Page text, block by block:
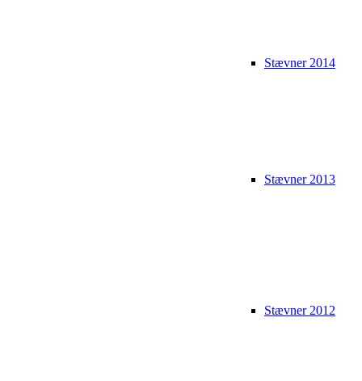
Stævner 2014
Stævner 2013
Stævner 2012